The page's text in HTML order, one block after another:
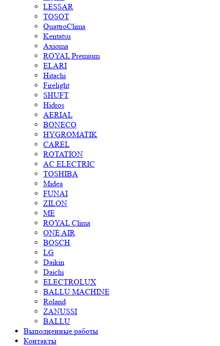
LESSAR
TOSOT
QuattroClima
Kentatsu
Axioma
ROYAL Premium
ELARI
Hitachi
Firelight
SHUFT
Hidros
AERIAL
BONECO
HYGROMATIK
CAREL
ROTATION
AC ELECTRIC
TOSHIBA
Midea
FUNAI
ZILON
ME
ROYAL Clima
ONE AIR
BOSCH
LG
Daikin
Daichi
ELECTROLUX
BALLU MACHINE
Roland
ZANUSSI
BALLU
Выполненные работы
Контакты